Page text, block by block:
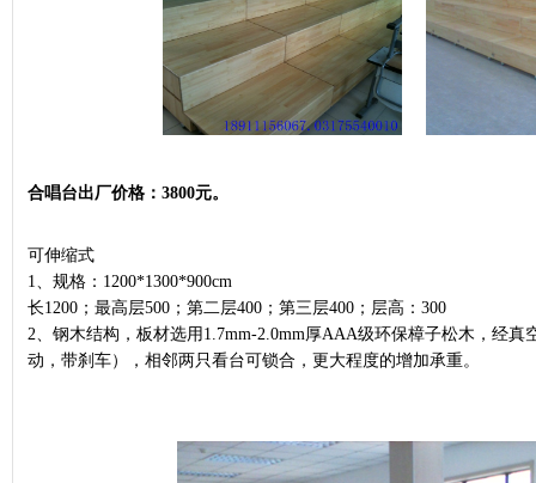
合唱台出厂价格：3800元。
可伸缩式
1、规格：1200*1300*900cm
长1200；最高层500；第二层400；第三层400；层高：300
2、钢木结构，板材选用1.7mm-2.0mm厚AAA级环保樟子松木，经真
动，带刹车），相邻两只看台可锁合，更大程度的增加承重。